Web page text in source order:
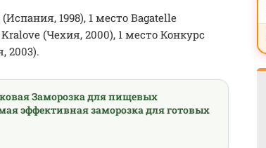
1998), 1 место Bagatelle
(Чехия, 2000), 1 место Конкурс
2003).
Заморозка для пищевых
эффективная заморозка для готовых